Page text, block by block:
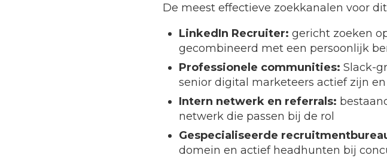
De meest effectieve zoekkanalen voor
LinkedIn Recruiter: gericht zoeken
gecombineerd met een persoonlijk
Professionele communities: Slack-
senior digital marketeers actief zijn
Intern netwerk en referrals:
netwerk die passen bij de rol
Gespecialiseerde
domein en actief headhunten bij